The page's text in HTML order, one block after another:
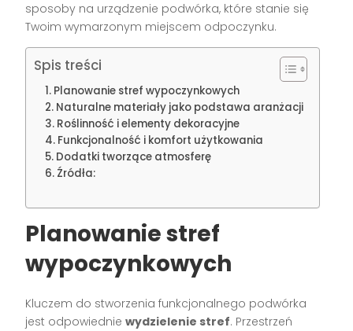
sposoby na urządzenie podwórka, które stanie się
Twoim wymarzonym miejscem odpoczynku.
Spis treści
Planowanie stref wypoczynkowych
Naturalne materiały jako podstawa aranżacji
Roślinność i elementy dekoracyjne
Funkcjonalność i komfort użytkowania
Dodatki tworzące atmosferę
Źródła:
Planowanie stref
wypoczynkowych
Kluczem do stworzenia funkcjonalnego podwórka
jest odpowiedniewydzielenie stref. Przestrzeń